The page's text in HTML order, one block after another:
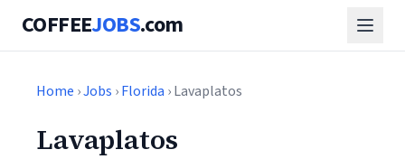
COFFEEJOBS.com
Home ›Jobs ›Florida › Lavaplatos
Lavaplatos